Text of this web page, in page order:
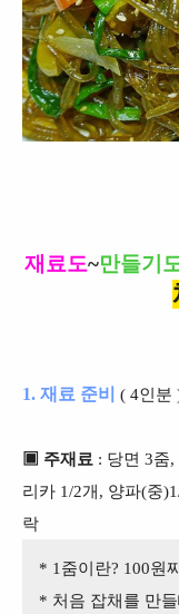
재료도~만들기
1. 재료 준비 ( 4인분
▣ 주재료 : 당면 3줌
리카 1/2개, 양파(중
락
* 1줌이란? 100원
* 처음 잡채를 만